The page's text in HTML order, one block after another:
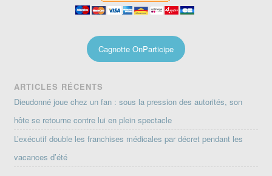
Cagnotte OnParticipe
ARTICLES RÉCENTS
Dieudonné joue chez un fan : sous la pression des autorités, son
hôte se retourne contre lui en plein spectacle
L’exécutif double les franchises médicales par décret pendant les
vacances d’été